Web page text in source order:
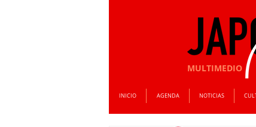
MULTIMEDIO
INICIO AGENDA NOTICIAS